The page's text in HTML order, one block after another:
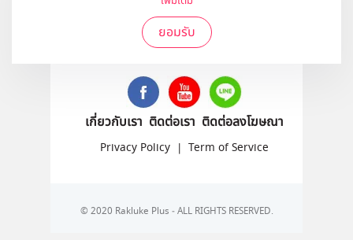
ยอมรับ
ติดตามเราได้ที่
เกี่ยวกับเรา ติดต่อเรา ติดต่อลงโฆษณา
Privacy Policy | Term of Service
© 2020 Rakluke Plus - ALL RIGHTS RESERVED.